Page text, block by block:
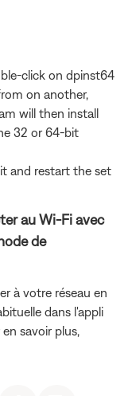
click on dpinst64
on another,
will then install
32 or 64-bit
and restart the set
au Wi-Fi avec
de
à votre réseau en
dans l'appli
savoir plus,